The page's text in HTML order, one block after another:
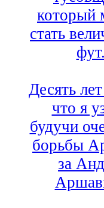
который
стать
Десять
что я
будучи
борьбы
за